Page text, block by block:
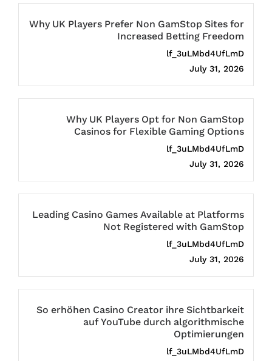
Why UK Players Prefer Non GamStop Sites for
Increased Betting Freedom
lf_3uLMbd4UfLmD
July 31, 2026
Why UK Players Opt for Non GamStop
Casinos for Flexible Gaming Options
lf_3uLMbd4UfLmD
July 31, 2026
Leading Casino Games Available at Platforms
Not Registered with GamStop
lf_3uLMbd4UfLmD
July 31, 2026
So erhöhen Casino Creator ihre Sichtbarkeit
auf YouTube durch algorithmische
Optimierungen
lf_3uLMbd4UfLmD